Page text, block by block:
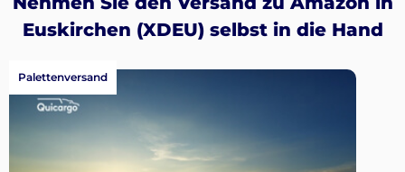
Euskirchen (XDEU) selbst in die Hand
Palettenversand